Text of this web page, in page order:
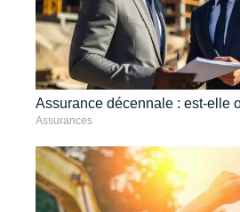
Assurance décennale : est-elle
Assurances